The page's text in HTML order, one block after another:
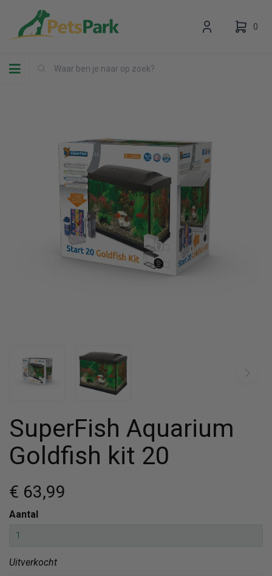
Toggle navigation
0
Uw winkelwagen is leeg.
Vul hem met producten.
SuperFish Aquarium
Goldfish kit 20
€ 63,99
Aantal
Uitverkocht